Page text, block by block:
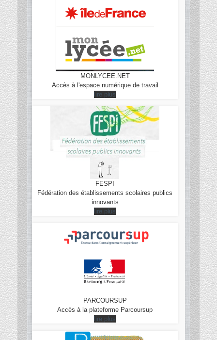
MONLYCEE.NET
Accès à l'espace numérique de travail
lire plus
FESPI
Fédération des établissements scolaires publics
innovants
lire plus
PARCOURSUP
Accès à la plateforme Parcoursup
lire plus